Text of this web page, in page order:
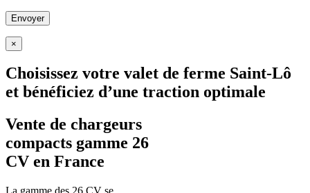
×
Choisissez votre valet de ferme Saint-Lô
et bénéficiez d’une traction optimale
Vente de chargeurs
compacts gamme 26
CV en France